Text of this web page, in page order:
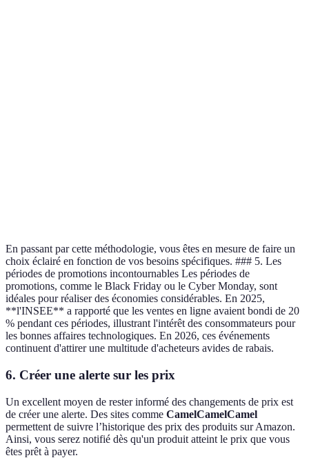
En passant par cette méthodologie, vous êtes en mesure de faire un
choix éclairé en fonction de vos besoins spécifiques. ### 5. Les
périodes de promotions incontournables Les périodes de
promotions, comme le Black Friday ou le Cyber Monday, sont
idéales pour réaliser des économies considérables. En 2025,
**l'INSEE** a rapporté que les ventes en ligne avaient bondi de 20
% pendant ces périodes, illustrant l'intérêt des consommateurs pour
les bonnes affaires technologiques. En 2026, ces événements
continuent d'attirer une multitude d'acheteurs avides de rabais.
6. Créer une alerte sur les prix
Un excellent moyen de rester informé des changements de prix est
de créer une alerte. Des sites comme CamelCamelCamel
permettent de suivre l’historique des prix des produits sur Amazon.
Ainsi, vous serez notifié dès qu'un produit atteint le prix que vous
êtes prêt à payer.